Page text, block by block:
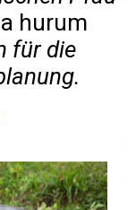
hurum
für die